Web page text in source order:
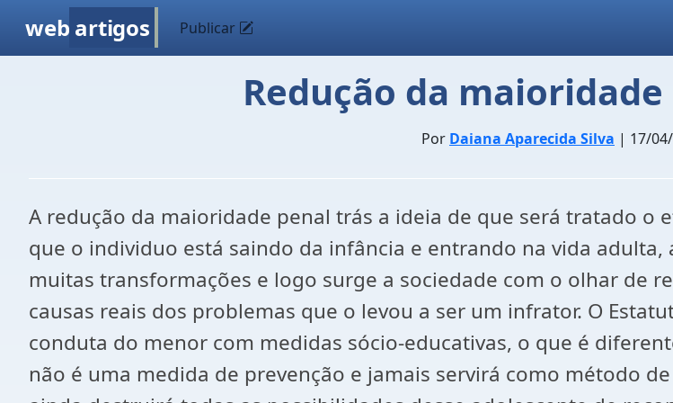
web artigos Publicar
Redução da
Por Daiana Aparecida Silva | 17/
A redução da maioridade penal trás a ideia de que será tratado o
que o individuo está saindo da infância e entrando na vida
muitas transformações e logo surge a sociedade com o olhar de
causas reais dos problemas que o levou a ser um infrator. O
conduta do menor com medidas sócio-educativas, o que é
não é uma medida de prevenção e jamais servirá como método